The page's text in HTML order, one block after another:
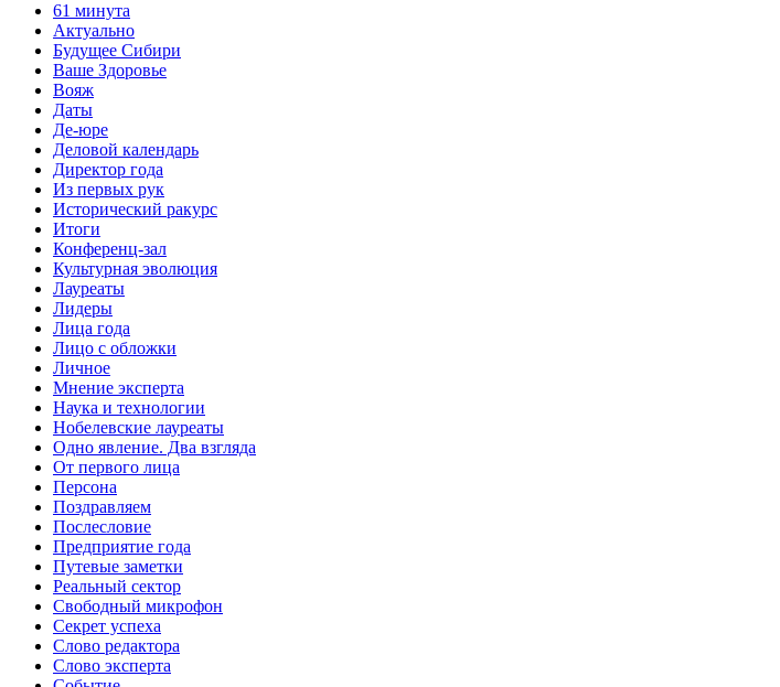
61 минута
Актуально
Будущее Сибири
Ваше Здоровье
Вояж
Даты
Де-юре
Деловой календарь
Директор года
Из первых рук
Исторический ракурс
Итоги
Конференц-зал
Культурная эволюция
Лауреаты
Лидеры
Лица года
Лицо с обложки
Личное
Мнение эксперта
Наука и технологии
Нобелевские лауреаты
Одно явление. Два взгляда
От первого лица
Персона
Поздравляем
Послесловие
Предприятие года
Путевые заметки
Реальный сектор
Свободный микрофон
Секрет успеха
Слово редактора
Слово эксперта